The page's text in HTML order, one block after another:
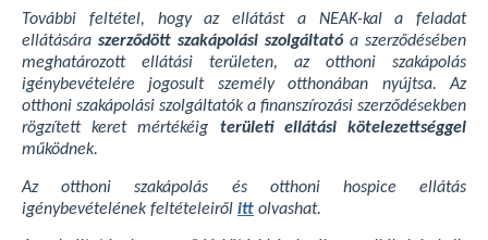
További feltétel, hogy az ellátást a NEAK-kal a feladat
ellátására szerződött szakápolási szolgáltató a szerződésében
meghatározott ellátási területen, az otthoni szakápolás
igénybevételére jogosult személy otthonában nyújtsa. Az
otthoni szakápolási szolgáltatók a finanszírozási szerződésekben
rögzített keret mértékéig területi ellátási kötelezettséggel
működnek.
Az otthoni szakápolás és otthoni hospice ellátás
igénybevételének feltételeiről itt olvashat.